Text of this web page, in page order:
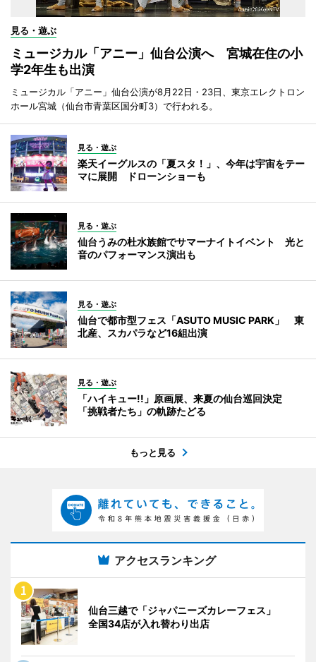
見る・遊ぶ
ミュージカル「アニー」仙台公演へ 宮城在住の小
学2年生も出演
ミュージカル「アニー」仙台公演が8月22日・23日、東京エレクトロン
ホール宮城（仙台市青葉区国分町3）で行われる。
見る・遊ぶ
楽天イーグルスの「夏スタ！」、今年は宇宙をテー
マに展開 ドローンショーも
見る・遊ぶ
仙台うみの杜水族館でサマーナイトイベント 光と
音のパフォーマンス演出も
見る・遊ぶ
仙台で都市型フェス「ASUTO MUSIC PARK」 東
北産、スカパラなど16組出演
見る・遊ぶ
「ハイキュー!!」原画展、来夏の仙台巡回決定
「挑戦者たち」の軌跡たどる
もっと見る
アクセスランキング
仙台三越で「ジャパニーズカレーフェス」
全国34店が入れ替わり出店